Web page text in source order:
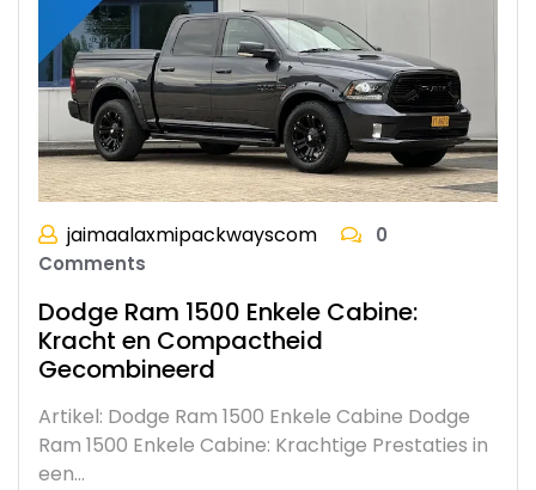
jaimaalaxmipackwayscom
0
Comments
Dodge Ram 1500 Enkele Cabine:
Kracht en Compactheid
Gecombineerd
Artikel: Dodge Ram 1500 Enkele Cabine Dodge
Ram 1500 Enkele Cabine: Krachtige Prestaties in
een…